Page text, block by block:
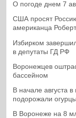
О погоде днем 7
США просят
американца
Избирком
в депутаты ГД РФ
Воронежцев
бассейном
В начале августа
подорожали огурцы
В Воронеже на 8